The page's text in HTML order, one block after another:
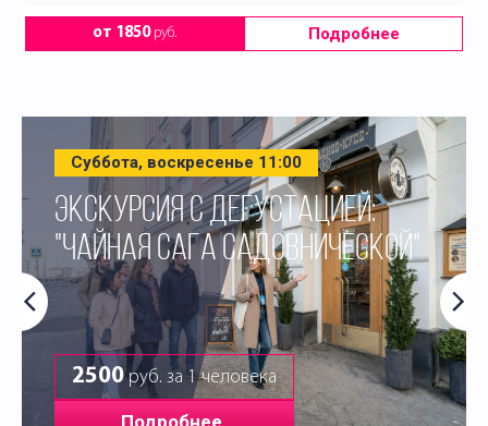
от 1850руб. Подробнее
Суббота, воскресенье 11:00
ЭКСКУРСИЯ С ДЕГУСТАЦИЕЙ:
"ЧАЙНАЯ САГА САДОВНИЧЕСКОЙ"
2500руб. за 1 человека
Подробнее.